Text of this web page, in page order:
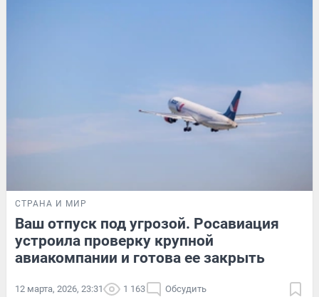
СТРАНА И МИР
Ваш отпуск под угрозой. Росавиация
устроила проверку крупной
авиакомпании и готова ее закрыть
12 марта, 2026, 23:31 1 163 Обсудить